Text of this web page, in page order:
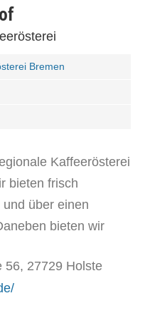
Bremen
Kaffeerösterei
bieten frisch
über einen
bieten wir
56, 27729 Holste